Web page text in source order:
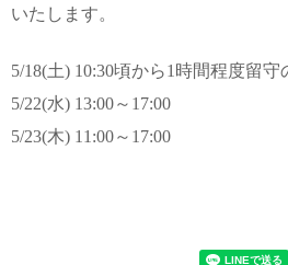
いたします。
5/18(土) 10:30頃から1時間程度留守
5/22(水) 13:00～17:00
5/23(木) 11:00～17:00